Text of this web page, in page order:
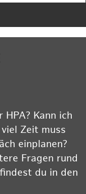
Kann ich
Zeit muss
einplanen?
Fragen rund
du in den